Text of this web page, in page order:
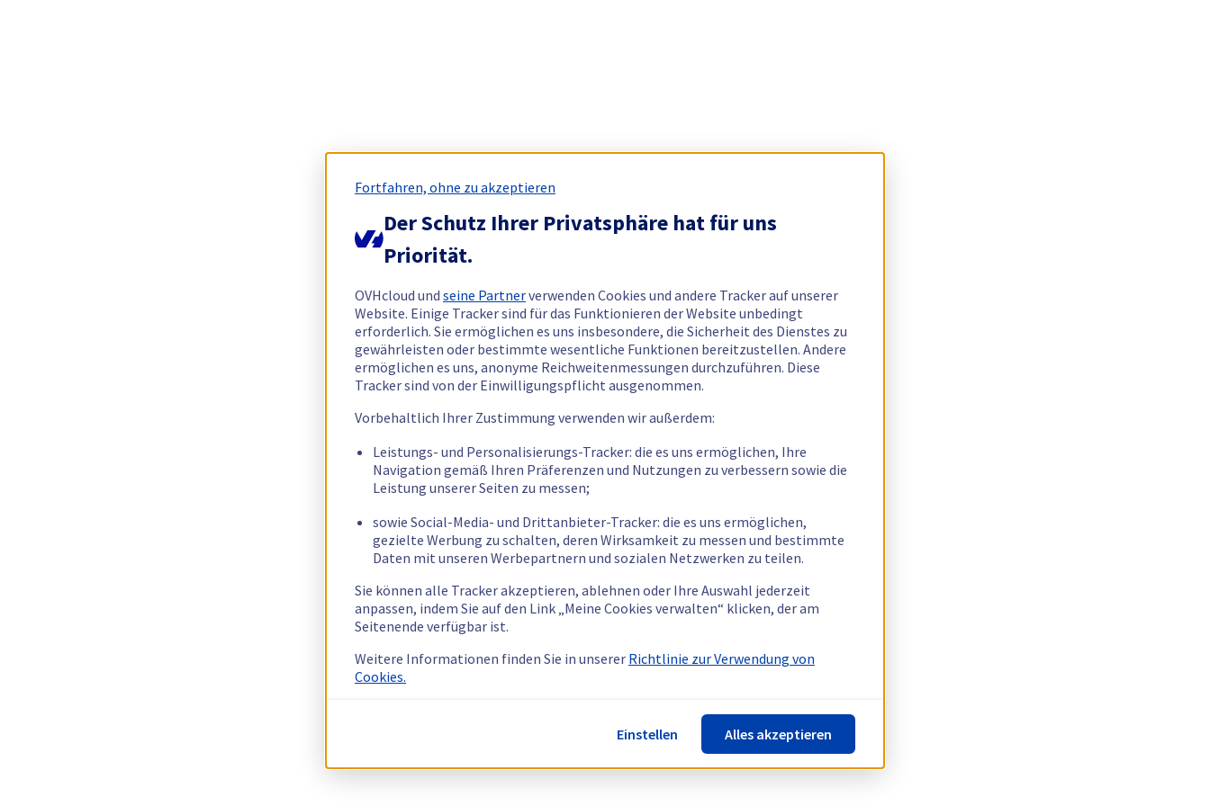
Fortfahren, ohne zu akzeptieren
Der Schutz Ihrer Privatsphäre hat für uns
Priorität.
OVHcloud und seine Partnerverwenden Cookies und andere Tracker auf unserer
Website. Einige Tracker sind für das Funktionieren der Website unbedingt
erforderlich. Sie ermöglichen es uns insbesondere, die Sicherheit des Dienstes zu
gewährleisten oder bestimmte wesentliche Funktionen bereitzustellen. Andere
ermöglichen es uns, anonyme Reichweitenmessungen durchzuführen. Diese
Tracker sind von der Einwilligungspflicht ausgenommen.
Vorbehaltlich Ihrer Zustimmung verwenden wir außerdem:
Leistungs- und Personalisierungs-Tracker: die es uns ermöglichen, Ihre
Navigation gemäß Ihren Präferenzen und Nutzungen zu verbessern sowie die
Leistung unserer Seiten zu messen;
sowie Social-Media- und Drittanbieter-Tracker: die es uns ermöglichen,
gezielte Werbung zu schalten, deren Wirksamkeit zu messen und bestimmte
Daten mit unseren Werbepartnern und sozialen Netzwerken zu teilen.
Sie können alle Tracker akzeptieren, ablehnen oder Ihre Auswahl jederzeit
anpassen, indem Sie auf den Link „Meine Cookies verwalten“ klicken, der am
Seitenende verfügbar ist.
Weitere Informationen finden Sie in unserer Richtlinie zur Verwendung von
Cookies.
Einstellen Alles akzeptieren